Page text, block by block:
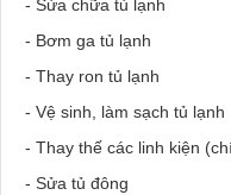
- Sửa chữa tủ lạnh
- Bơm ga tủ lạnh
- Thay ron tủ lạnh
- Vệ sinh, làm sạch tủ lạnh
- Thay thế các linh kiện
- Sửa tủ đông